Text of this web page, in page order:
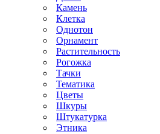
Камень
Клетка
Однотон
Орнамент
Растительность
Рогожка
Тачки
Тематика
Цветы
Шкуры
Штукатурка
Этника